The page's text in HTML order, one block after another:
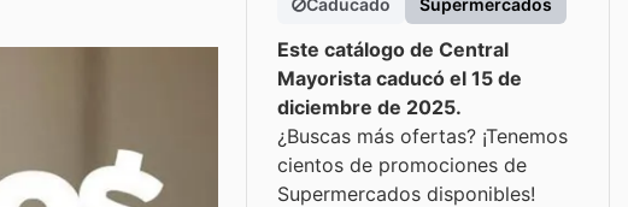
Caducado Supermercados
Este catálogo de Central
Mayorista caducó el 15 de
diciembre de 2025.
¿Buscas más ofertas? ¡Tenemos
cientos de promociones de
Supermercados disponibles!